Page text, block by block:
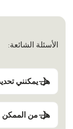
الأسئلة الشائعة:
هل يمكنني
هل من